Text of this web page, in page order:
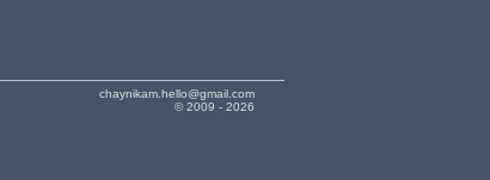
chaynikam.hello@gmail.com
© 2009 - 2026